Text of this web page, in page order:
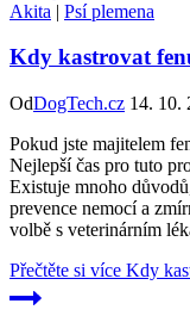
Akita | Psí plemena
Kdy kastrovat
OdDogTech.cz 14. 10.
Pokud jste majitelem
Nejlepší čas pro tuto
Existuje mnoho
prevence nemocí a
volbě s veterinárním
Přečtěte si více Kdy